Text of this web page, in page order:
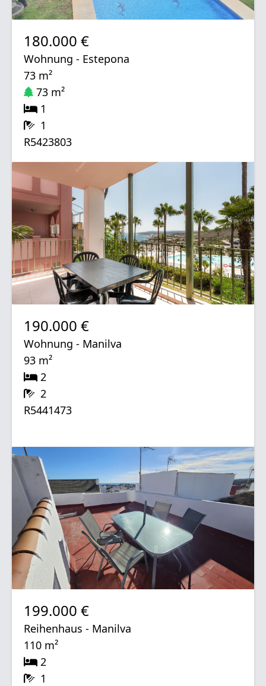
180.000 €
Wohnung - Estepona
73 m²
73 m²
1
1
R5423803
190.000 €
Wohnung - Manilva
93 m²
2
2
R5441473
199.000 €
Reihenhaus - Manilva
110 m²
2
1